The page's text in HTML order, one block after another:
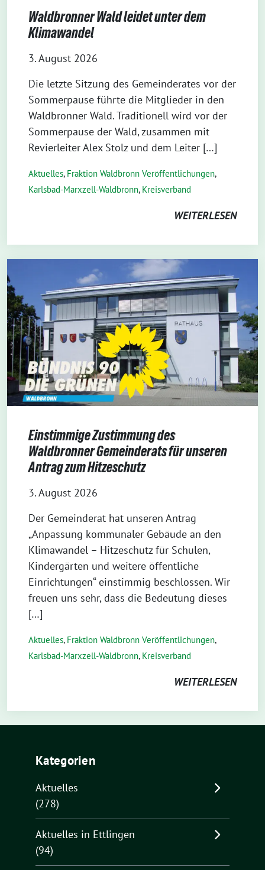
Waldbronner Wald leidet unter dem
Klimawandel
3. August 2026
Die letzte Sitzung des Gemeinderates vor der
Sommerpause führte die Mitglieder in den
Waldbronner Wald. Traditionell wird vor der
Sommerpause der Wald, zusammen mit
Revierleiter Alex Stolz und dem Leiter […]
Aktuelles, Fraktion Waldbronn Veröffentlichungen,
Karlsbad-Marxzell-Waldbronn, Kreisverband
WEITERLESEN
Einstimmige Zustimmung des
Waldbronner Gemeinderats für unseren
Antrag zum Hitzeschutz
3. August 2026
Der Gemeinderat hat unseren Antrag
„Anpassung kommunaler Gebäude an den
Klimawandel – Hitzeschutz für Schulen,
Kindergärten und weitere öffentliche
Einrichtungen“ einstimmig beschlossen. Wir
freuen uns sehr, dass die Bedeutung dieses
[…]
Aktuelles, Fraktion Waldbronn Veröffentlichungen,
Karlsbad-Marxzell-Waldbronn, Kreisverband
WEITERLESEN
Kategorien
Aktuelles
(278)
Aktuelles in Ettlingen
(94)